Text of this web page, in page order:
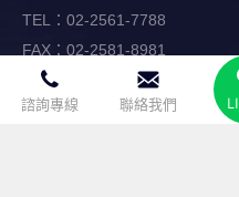
諮詢專線 聯絡我們
TEL：02-2561-7788
FAX：02-2581-8981
台中分公司